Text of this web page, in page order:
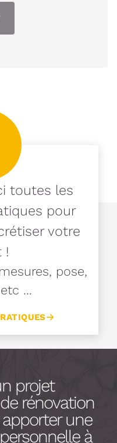
toutes les
pour
votre
!
pose,
...
projet
rénovation
une
à